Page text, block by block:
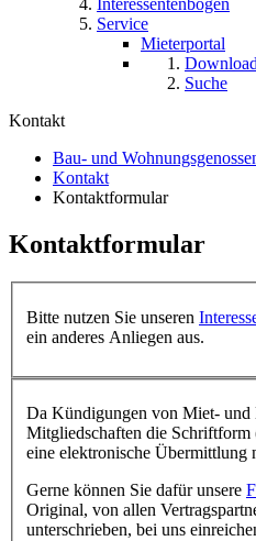
Interessentenbogen
Service
Mieterportal
Suche
Kontakt
Bau- und
Kontakt
Kontaktformular
Kontaktformular
Bitte nutzen Sie unseren
ein anderes Anliegen aus.
Da Kündigungen von Miet- und
Mitgliedschaften die
eine elektronische Übermittlung
Gerne können Sie dafür unsere
Original, von allen
unterschrieben, bei uns